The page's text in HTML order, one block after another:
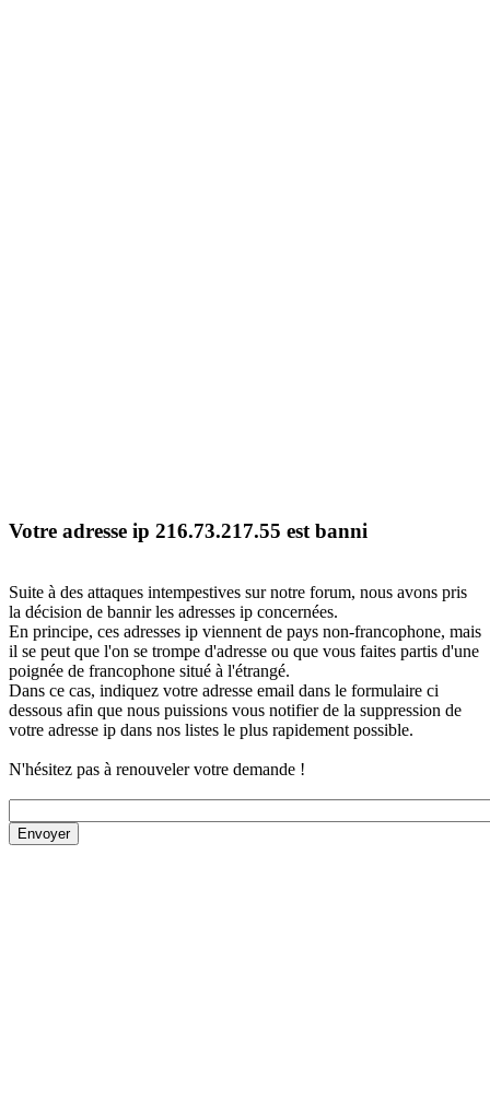
Votre adresse ip 216.73.217.55 est banni
Suite à des attaques intempestives sur notre forum, nous avons pris
la décision de bannir les adresses ip concernées.
En principe, ces adresses ip viennent de pays non-francophone, mais
il se peut que l'on se trompe d'adresse ou que vous faites partis d'une
poignée de francophone situé à l'étrangé.
Dans ce cas, indiquez votre adresse email dans le formulaire ci
dessous afin que nous puissions vous notifier de la suppression de
votre adresse ip dans nos listes le plus rapidement possible.
N'hésitez pas à renouveler votre demande !